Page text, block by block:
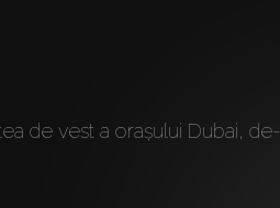
de vest a orașului Dubai, de-